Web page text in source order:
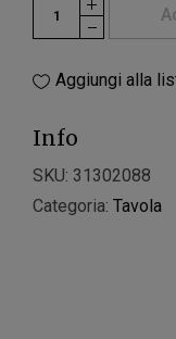
Aggiungi alla
Info
SKU: 31302088
Categoria:Tavola